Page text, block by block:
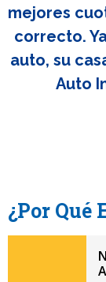
mejores
correcto.
auto, su
Auto
¿Por Qué